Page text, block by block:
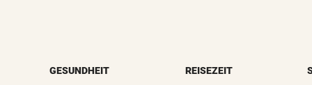
GESUNDHEIT REISEZEIT